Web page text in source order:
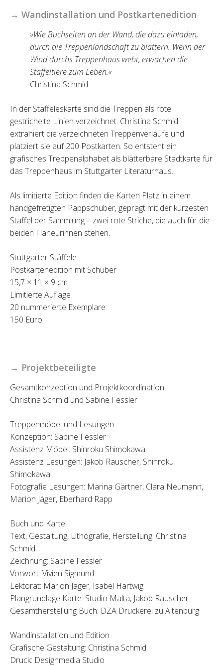
→ Wandinstallation und Postkartenedition
»Wie Buchseiten an der Wand, die dazu einladen,
durch die Treppenlandschaft zu blättern. Wenn der
Wind durchs Treppenhaus weht, erwachen die
Staffeltiere zum Leben.«
Christina Schmid
In der Stäffeleskarte sind die Treppen als rote
gestrichelte Linien verzeichnet. Christina Schmid
extrahiert die verzeichneten Treppenverläufe und
platziert sie auf 200 Postkarten. So entsteht ein
grafisches Treppenalphabet als blätterbare Stadtkarte für
das Treppenhaus im Stuttgarter Literaturhaus.
Als limitierte Edition finden die Karten Platz in einem
handgefretigten Pappschuber, geprägt mit der kürzesten
Staffel der Sammlung – zwei rote Striche, die auch für die
beiden Flaneurinnen stehen.
Stuttgarter Stäffele
Postkartenedition mit Schuber
15,7 × 11 × 9 cm
Limitierte Auflage
20 nummerierte Exemplare
150 Euro
→ Projektbeteiligte
Gesamtkonzeption und Projektkoordination
Christina Schmid und Sabine Fessler
Treppenmöbel und Lesungen
Konzeption: Sabine Fessler
Assistenz Möbel: Shinroku Shimokawa
Assistenz Lesungen: Jakob Rauscher, Shinroku
Shimokawa
Fotografie Lesungen: Marina Gärtner, Clara Neumann,
Marion Jäger, Eberhard Rapp
Buch und Karte
Text, Gestaltung, Lithografie, Herstellung: Christina
Schmid
Zeichnung: Sabine Fessler
Vorwort: Vivien Sigmund
Lektorat: Marion Jäger, Isabel Hartwig
Plangrundlage Karte: Studio Malta, Jakob Rauscher
Gesamtherstellung Buch: DZA Druckerei zu Altenburg
Wandinstallation und Edition
Grafische Gestaltung: Christina Schmid
Druck: Designmedia Studio